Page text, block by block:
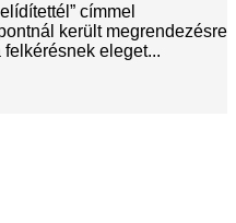
címmel
került megrendezésre
eleget...